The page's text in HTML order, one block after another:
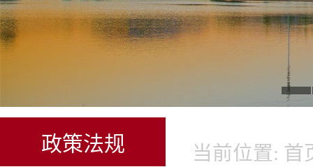
政策法规 当前位置: 首